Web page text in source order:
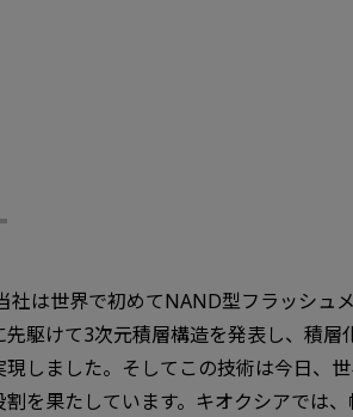
社は世界で初めてNAND型フラッシュ
先駆けて3次元積層構造を発表し、積層
現しました。そしてこの技術は今日、
割を果たしています。キオクシアでは